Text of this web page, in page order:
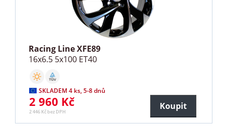
Racing Line XFE89
16x6.5 5x100 ET40
SKLADEM 4 ks, 5-8 dnů
2 960 Kč
2 446 Kč bez DPH
Koupit